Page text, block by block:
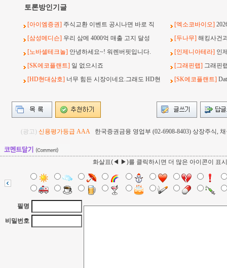
토론방인기글
[아이엠증권] 주식교환 이벤트 공시나면 바로 직 [엑소코바이오]
[삼성메디슨] 우리 삼메 4000억 매출 고지 달성 [두나무] 해킹사건
[노바셀테크놀] 안녕하세요~! 워렌버핏입니다. [인제니아테라] 인
[SK에코플랜트] 일 없으시죠 [그래핀랩] 그래핀
[HD현대삼호] 너무 힘든 시장이네요.그래도 HD현 [SK에코플랜트]
(광고) 신용평가등급 AAA 한국증권금융 영업부 (02-6908-8403) 상장주식,
화살표(◀ ▶)를 클릭하시면 더 많은 아이콘이 표
필명
비밀번호